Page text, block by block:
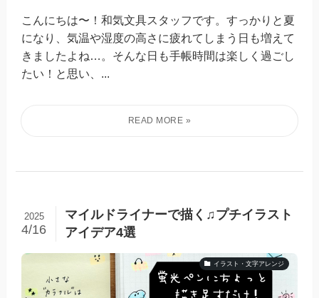
こんにちは〜！和気文具スタッフです。すっかりと夏
になり、気温や湿度の高さに疲れてしまう日も増えて
きましたよね…。そんな日も手帳時間は楽しく過ごし
たい！と思い、...
マイルドライナーで描く♫プチイラスト
アイデア4選
2025
4/16
イラスト・文字アレンジ